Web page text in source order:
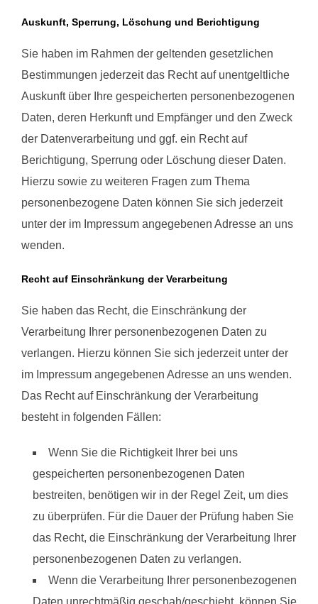
Auskunft, Sperrung, Löschung und Berichtigung
Sie haben im Rahmen der geltenden gesetzlichen
Bestimmungen jederzeit das Recht auf unentgeltliche
Auskunft über Ihre gespeicherten personenbezogenen
Daten, deren Herkunft und Empfänger und den Zweck
der Datenverarbeitung und ggf. ein Recht auf
Berichtigung, Sperrung oder Löschung dieser Daten.
Hierzu sowie zu weiteren Fragen zum Thema
personenbezogene Daten können Sie sich jederzeit
unter der im Impressum angegebenen Adresse an uns
wenden.
Recht auf Einschränkung der Verarbeitung
Sie haben das Recht, die Einschränkung der
Verarbeitung Ihrer personenbezogenen Daten zu
verlangen. Hierzu können Sie sich jederzeit unter der
im Impressum angegebenen Adresse an uns wenden.
Das Recht auf Einschränkung der Verarbeitung
besteht in folgenden Fällen:
Wenn Sie die Richtigkeit Ihrer bei uns
gespeicherten personenbezogenen Daten
bestreiten, benötigen wir in der Regel Zeit, um dies
zu überprüfen. Für die Dauer der Prüfung haben Sie
das Recht, die Einschränkung der Verarbeitung Ihrer
personenbezogenen Daten zu verlangen.
Wenn die Verarbeitung Ihrer personenbezogenen
Daten unrechtmäßig geschah/geschieht, können Sie